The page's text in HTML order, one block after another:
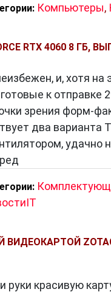
Компьютеры,
RTX 4060 8 ГБ,
и, хотя на
к
зрения форм-
два варианта
удачно
ZOTAC
руки красивую